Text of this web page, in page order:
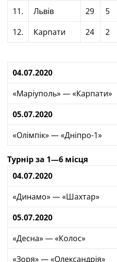
11.
Львів 29 5
12.
Карпати 24 2
04.07.2020
«Маріуполь» — «Карпати»
05.07.2020
«Олімпік» — «Дніпро-1»
Турнір за 1—6 місця
04.07.2020
«Динамо» — «Шахтар»
05.07.2020
«Десна» — «Колос»
«Зоря» — «Олександрія»